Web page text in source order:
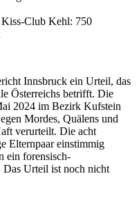
Club Kehl: 750
Innsbruck ein Urteil, das
Österreichs betrifft. Die
2024 im Bezirk Kufstein
Mordes, Quälens und
verurteilt. Die acht
Elternpaar einstimmig
ein forensisch-
Das Urteil ist noch nicht